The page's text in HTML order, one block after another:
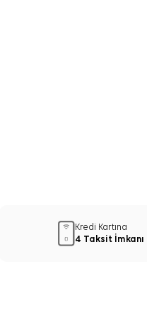
Kredi Kartına
4 Taksit İmkanı